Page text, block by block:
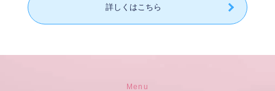
詳しくはこちら
Menu